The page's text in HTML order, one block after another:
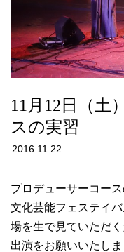
11月12日（土
スの実習
2016.11.22
プロデューサーコー
文化芸能フェステイ
場を生で見ていただ
出演をお願いいたしま